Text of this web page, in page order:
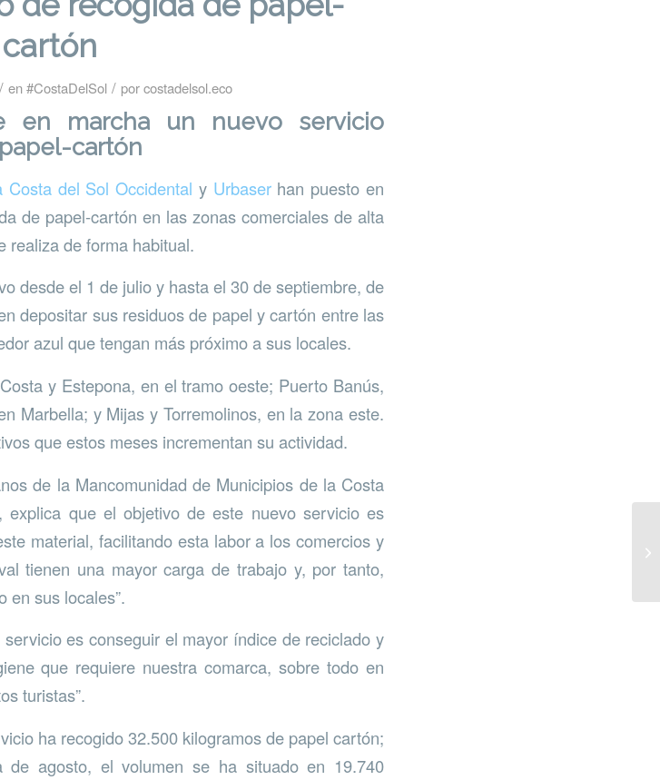
cartón
/ en#CostaDelSol / porcostadelsol.eco
en marcha un nuevo servicio
cartón
del Sol Occidental y Urbaser han puesto en
de papel-cartón en las zonas comerciales de alta
realiza de forma habitual.
desde el 1 de julio y hasta el 30 de septiembre, de
depositar sus residuos de papel y cartón entre las
azul que tengan más próximo a sus locales.
y Estepona, en el tramo oeste; Puerto Banús,
Marbella; y Mijas y Torremolinos, en la zona este.
que estos meses incrementan su actividad.
de la Mancomunidad de Municipios de la Costa
que el objetivo de este nuevo servicio es
material, facilitando esta labor a los comercios y
tienen una mayor carga de trabajo y, por tanto,
en sus locales”.
es conseguir el mayor índice de reciclado y
que requiere nuestra comarca, sobre todo en
turistas”.
ha recogido 32.500 kilogramos de papel cartón;
de agosto, el volumen se ha situado en 19.740